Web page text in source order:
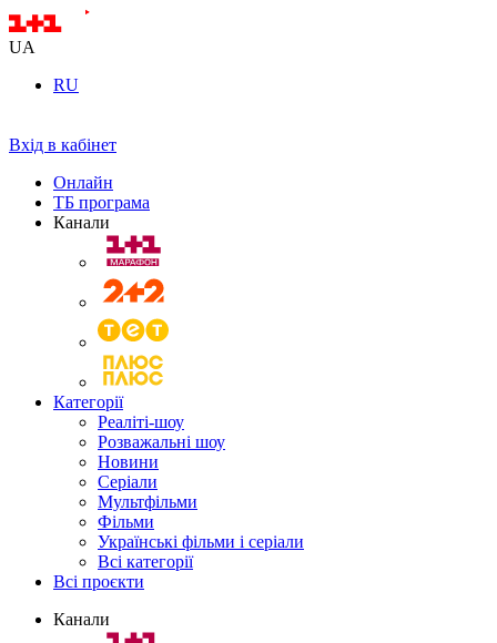
UA
RU
Вхід в кабінет
Онлайн
ТБ програма
Канали
Категорії
Реаліті-шоу
Розважальні шоу
Новини
Серіали
Мультфільми
Фільми
Українські фільми і серіали
Всі категорії
Всі проєкти
Канали